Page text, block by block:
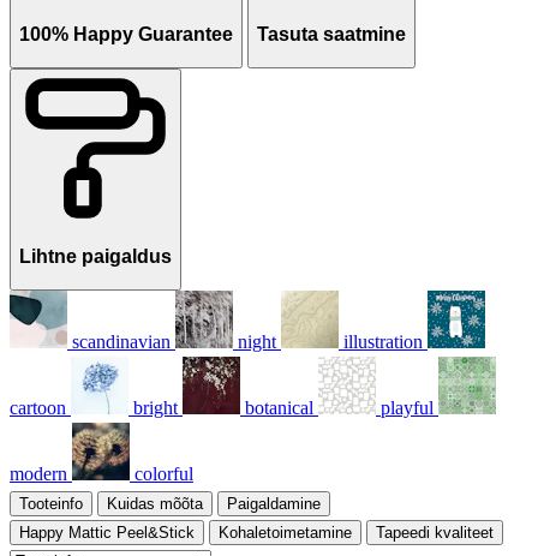
100% Happy Guarantee Tasuta saatmine
Lihtne paigaldus
scandinavian night illustration
cartoon bright botanical playful
modern colorful
Tooteinfo Kuidas mõõta
Paigaldamine
Happy Mattic Peel&Stick
Kohaletoimetamine Tapeedi kvaliteet